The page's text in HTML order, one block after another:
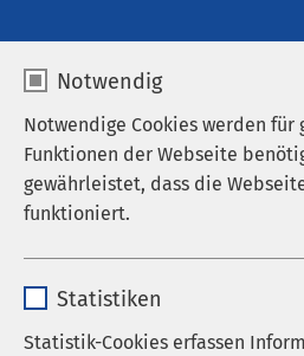
Notwendig
Notwendige Cookies werden für
Funktionen der Webseite
gewährleistet, dass die
funktioniert.
Anbieter sgalinski
Statistiken
Statistik-Cookies erfassen
eit
Beauftragt für
Gesundheitseinrichtung mit